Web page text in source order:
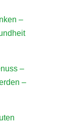
–
–
–